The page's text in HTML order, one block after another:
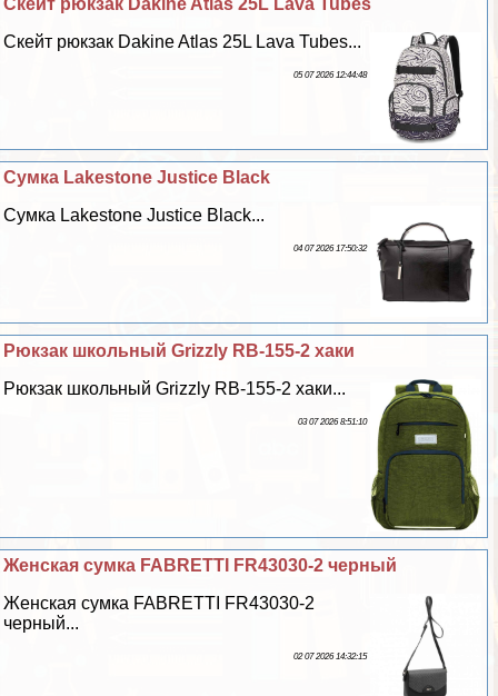
Скейт рюкзак Dakine Atlas 25L Lava Tubes
Скейт рюкзак Dakine Atlas 25L Lava Tubes...
05 07 2026 12:44:48
Сумка Lakestone Justice Black
Сумка Lakestone Justice Black...
04 07 2026 17:50:32
Рюкзак школьный Grizzly RB-155-2 хаки
Рюкзак школьный Grizzly RB-155-2 хаки...
03 07 2026 8:51:10
Женская сумка FABRETTI FR43030-2 черный
Женская сумка FABRETTI FR43030-2
черный...
02 07 2026 14:32:15